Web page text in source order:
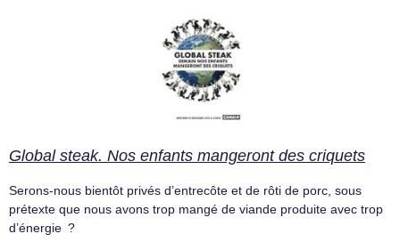
Global steak. Nos enfants mangeront des criquets
Serons-nous bientôt privés d’entrecôte et de rôti de porc, sous
prétexte que nous avons trop mangé de viande produite avec trop
d’énergie ?